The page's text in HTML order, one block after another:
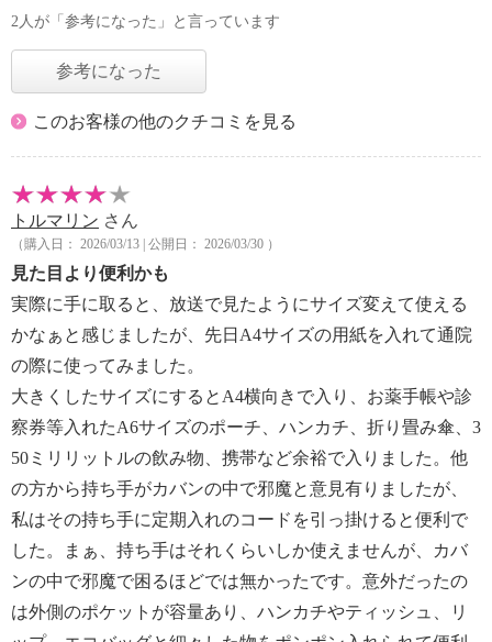
2人が「参考になった」と言っています
参考になった
このお客様の他のクチコミを見る
トルマリン さん
（購入日： 2026/03/13 | 公開日： 2026/03/30 ）
見た目より便利かも
実際に手に取ると、放送で見たようにサイズ変えて使える
かなぁと感じましたが、先日A4サイズの用紙を入れて通院
の際に使ってみました。
大きくしたサイズにするとA4横向きで入り、お薬手帳や診
察券等入れたA6サイズのポーチ、ハンカチ、折り畳み傘、3
50ミリリットルの飲み物、携帯など余裕で入りました。他
の方から持ち手がカバンの中で邪魔と意見有りましたが、
私はその持ち手に定期入れのコードを引っ掛けると便利で
した。まぁ、持ち手はそれくらいしか使えませんが、カバ
ンの中で邪魔で困るほどでは無かったです。意外だったの
は外側のポケットが容量あり、ハンカチやティッシュ、リ